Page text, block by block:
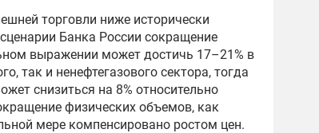
торговли ниже исторически
Банка России сокращение
выражении может достичь 17–21% в
так и ненефтегазового сектора, тогда
снизиться на 8% относительно
физических объемов, как
мере компенсировано ростом цен.